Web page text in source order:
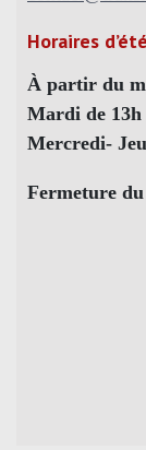
Horaires d’été
À partir du
Mardi de 13h
Mercredi-
Fermeture